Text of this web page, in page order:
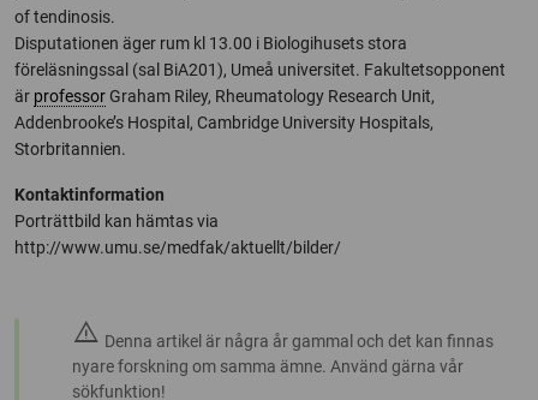
of tendinosis.
Disputationen äger rum kl 13.00 i Biologihusets stora
föreläsningssal (sal BiA201), Umeå universitet. Fakultetsopponent
är professor Graham Riley, Rheumatology Research Unit,
Addenbrooke’s Hospital, Cambridge University Hospitals,
Storbritannien.
Kontaktinformation
Porträttbild kan hämtas via
http://www.umu.se/medfak/aktuellt/bilder/
warning Denna artikel är några år gammal och det kan finnas
nyare forskning om samma ämne. Använd gärna vår
sökfunktion!